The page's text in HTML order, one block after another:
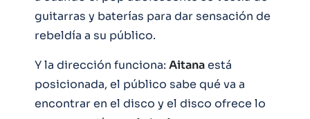
guitarras y baterías para dar sensación de
rebeldía a su público.
Y la dirección funciona: Aitanaestá
posicionada, el público sabe qué va a
encontrar en el disco y el disco ofrece lo